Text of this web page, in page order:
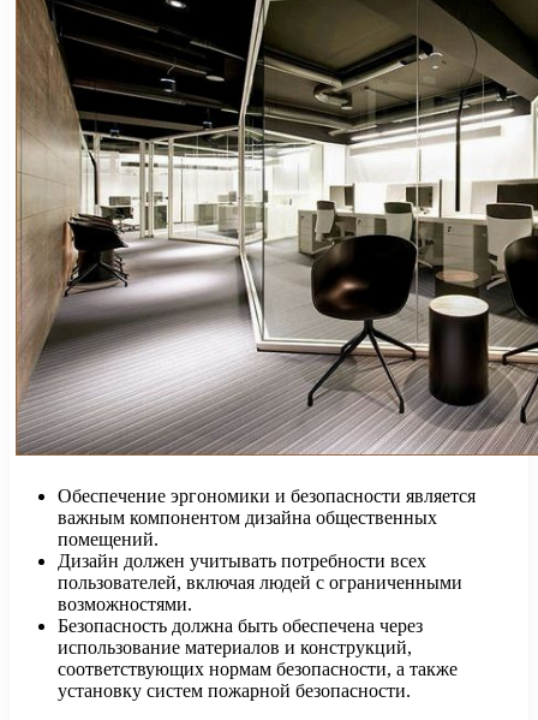
Обеспечение эргономики и безопасности является
важным компонентом дизайна общественных
помещений.
Дизайн должен учитывать потребности всех
пользователей, включая людей с ограниченными
возможностями.
Безопасность должна быть обеспечена через
использование материалов и конструкций,
соответствующих нормам безопасности, а также
установку систем пожарной безопасности.